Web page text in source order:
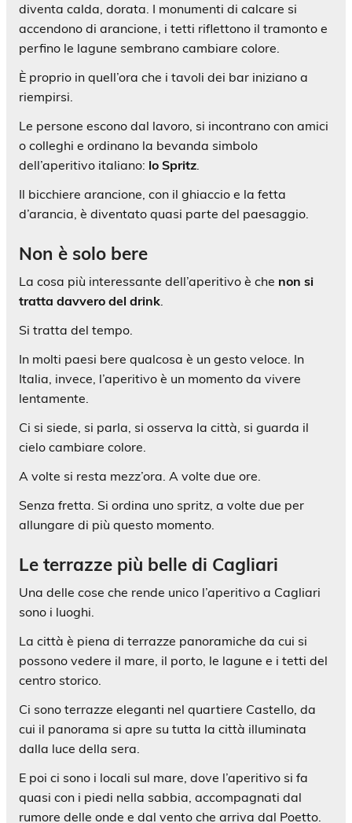
diventa calda, dorata. I monumenti di calcare si
accendono di arancione, i tetti riflettono il tramonto e
perfino le lagune sembrano cambiare colore.
È proprio in quell’ora che i tavoli dei bar iniziano a
riempirsi.
Le persone escono dal lavoro, si incontrano con amici
o colleghi e ordinano la bevanda simbolo
dell’aperitivo italiano: lo Spritz.
Il bicchiere arancione, con il ghiaccio e la fetta
d’arancia, è diventato quasi parte del paesaggio.
Non è solo bere
La cosa più interessante dell’aperitivo è che non si
tratta davvero del drink.
Si tratta del tempo.
In molti paesi bere qualcosa è un gesto veloce. In
Italia, invece, l’aperitivo è un momento da vivere
lentamente.
Ci si siede, si parla, si osserva la città, si guarda il
cielo cambiare colore.
A volte si resta mezz’ora. A volte due ore.
Senza fretta. Si ordina uno spritz, a volte due per
allungare di più questo momento.
Le terrazze più belle di Cagliari
Una delle cose che rende unico l’aperitivo a Cagliari
sono i luoghi.
La città è piena di terrazze panoramiche da cui si
possono vedere il mare, il porto, le lagune e i tetti del
centro storico.
Ci sono terrazze eleganti nel quartiere Castello, da
cui il panorama si apre su tutta la città illuminata
dalla luce della sera.
E poi ci sono i locali sul mare, dove l’aperitivo si fa
quasi con i piedi nella sabbia, accompagnati dal
rumore delle onde e dal vento che arriva dal Poetto.